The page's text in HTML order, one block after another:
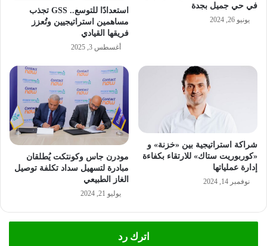
في حي جميل بجدة
يونيو 26, 2024
استعدادًا للتوسع.. GSS تجذب
مساهمين استراتيجيين وتُعزز
فريقها القيادي
أغسطس 3, 2025
شراكة استراتيجية بين «خزنة» و
«كوربوريت ستاك» للارتقاء بكفاءة
إدارة عملياتها
نوفمبر 14, 2024
مودرن جاس وكونتكت يُطلقان
مبادرة لتسهيل سداد تكلفة توصيل
الغاز الطبيعي
يوليو 21, 2024
اترك رد